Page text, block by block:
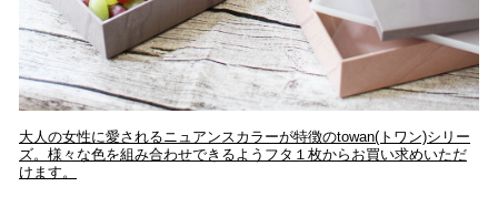
大人の女性に愛されるニュアンスカラーが特徴のtowan(トワン)シリー
ズ。様々な色を組み合わせできるようフタ１枚からお買い求めいただ
けます。